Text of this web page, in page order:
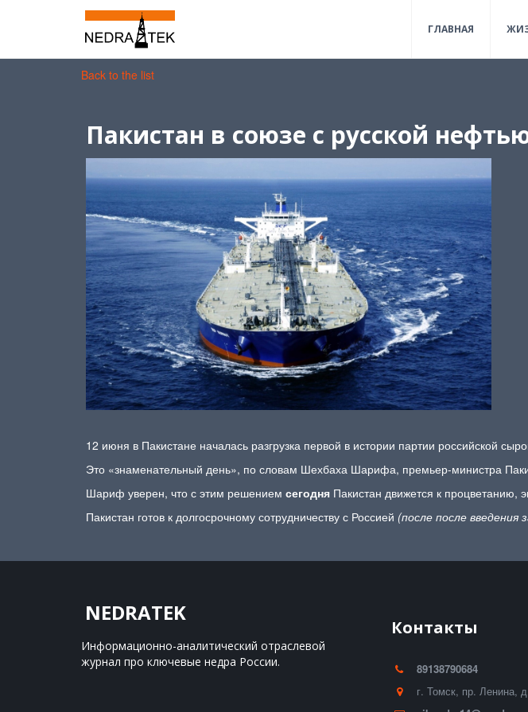
ГЛАВНАЯ
Back to the list
Пакистан в союзе с русской
12 июня в Пакистане началась разгрузка первой в истории партии российской
Это «знаменательный день», по словам Шехбаха Шарифа, премьер-министра
Шариф уверен, что с этим решением сегодня Пакистан движется к процветанию,
Пакистан готов к долгосрочному сотрудничеству с Россией (после после
NEDRATEK
Информационно-аналитический отраслевой
журнал про ключевые недра России.
Контакты
89138790684
г. Томск, пр. Ленина,